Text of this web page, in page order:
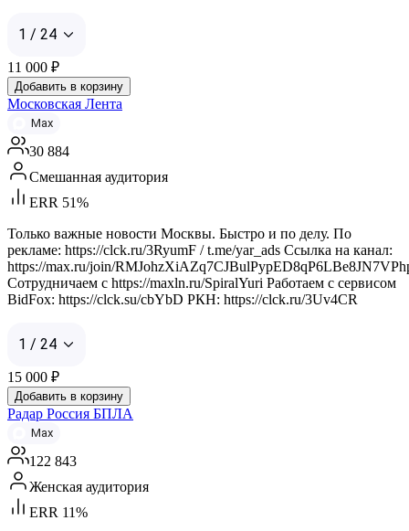
1 / 24
11 000 ₽
Добавить в корзину
Московская Лента
Max
30 884
Смешанная аудитория
ERR 51%
Только важные новости Москвы. Быстро и по делу. По
рекламе: https://clck.ru/3RyumF / t.me/yar_ads Ссылка на канал:
https://max.ru/join/
Сотрудничаем с https://maxln.ru/SpiralYuri Работаем с сервисом
BidFox: https://clck.su/cbYbD РКН: https://clck.ru/3Uv4CR
1 / 24
15 000 ₽
Добавить в корзину
Радар Россия БПЛА
Max
122 843
Женская аудитория
ERR 11%